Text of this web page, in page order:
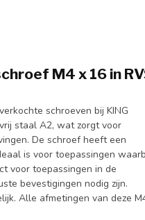
M4 x 16 in
schroeven bij KING
staal A2, wat zorgt voor
De schroef heeft een
is voor toepassingen
voor toepassingen in de
bevestigingen nodig zijn.
Alle afmetingen van deze